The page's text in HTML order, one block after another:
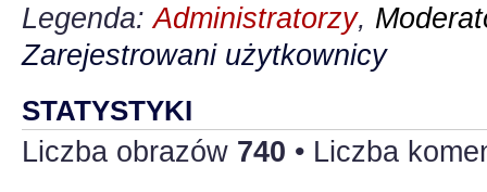
Legenda:Administratorzy,
Zarejestrowani użytkownicy
STATYSTYKI
Liczba obrazów 740 • Liczba